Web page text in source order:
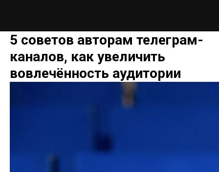
5 советов авторам телеграм-
каналов, как увеличить
вовлечённость аудитории